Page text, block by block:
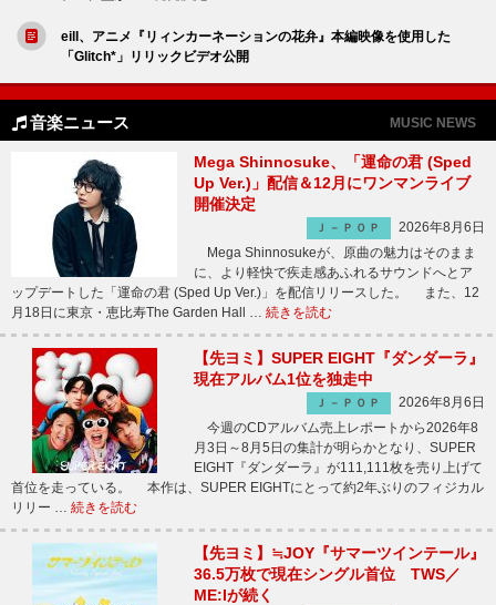
eill、アニメ『リィンカーネーションの花弁』本編映像を使用した
「Glitch*」リリックビデオ公開
音楽ニュース MUSIC NEWS
Mega Shinnosuke、「運命の君 (Sped
Up Ver.)」配信＆12月にワンマンライブ
開催決定
Ｊ－ＰＯＰ
2026年8月6日
Mega Shinnosukeが、原曲の魅力はそのまま
に、より軽快で疾走感あふれるサウンドへとア
ップデートした「運命の君 (Sped Up Ver.)」を配信リリースした。 また、12
月18日に東京・恵比寿The Garden Hall … 続きを読む
【先ヨミ】SUPER EIGHT『ダンダーラ』
現在アルバム1位を独走中
Ｊ－ＰＯＰ
2026年8月6日
今週のCDアルバム売上レポートから2026年8
月3日～8月5日の集計が明らかとなり、SUPER
EIGHT『ダンダーラ』が111,111枚を売り上げて
首位を走っている。 本作は、SUPER EIGHTにとって約2年ぶりのフィジカル
リリー … 続きを読む
【先ヨミ】≒JOY『サマーツインテール』
36.5万枚で現在シングル首位 TWS／
ME:Iが続く